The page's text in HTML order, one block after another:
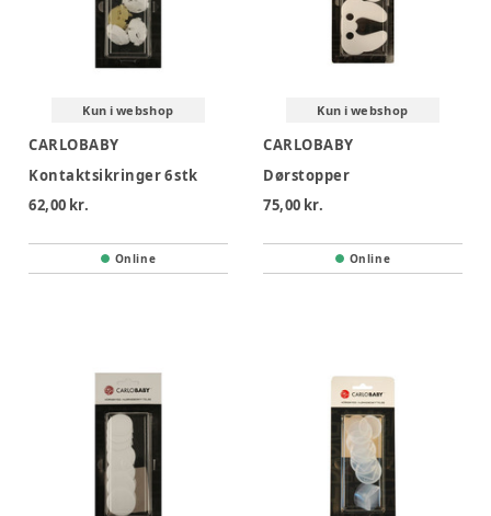
Kun i webshop
CARLOBABY
Kontaktsikringer 6 stk
62,00 kr.
Online
Kun i webshop
CARLOBABY
Dørstopper
75,00 kr.
Online